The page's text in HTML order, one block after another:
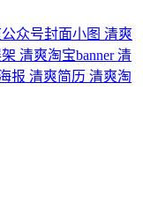
众号封面小图 清爽
清爽淘宝banner清
报 清爽简历 清爽淘